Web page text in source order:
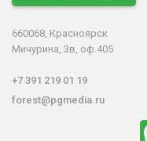
660068, Красноярск
Мичурина, 3в, оф.405
+7 391 219 01 19
forest@pgmedia.ru